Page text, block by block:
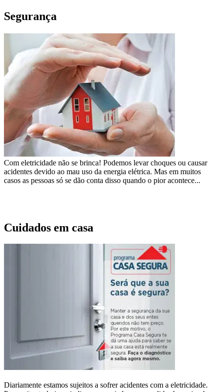
Segurança
Com eletricidade não se brinca! Podemos levar choques ou causar
acidentes devido ao mau uso da energia elétrica. Mas em muitos
casos as pessoas só se dão conta disso quando o pior acontece...
Cuidados em casa
Diariamente estamos sujeitos a sofrer acidentes com a eletricidade.